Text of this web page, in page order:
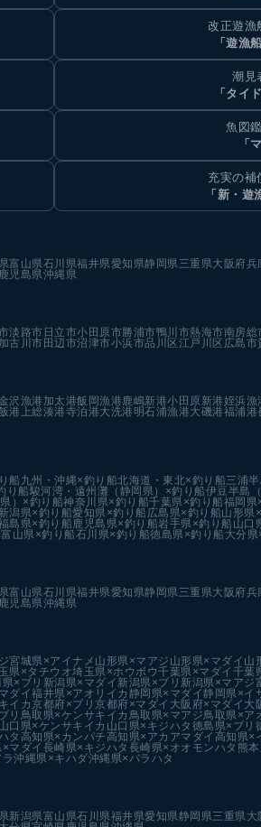
改正遊漁
「遊漁
潮見
「タイ
魚図
「
充実の補
「新・遊
富山県石川県福井県愛知県静岡県 三重県大阪府兵
鹿児島県沖縄県
淡路市 日立市小田原市勝浦市鴨川市熱海市南房総
加古川市田辺市沼津市小浜市品川区江戸川区 広島市
沢漁港 加太港飯岡漁港 鹿嶋新港小田原新港姪浜漁
港 上総湊港寺泊港大洗港 明石浦漁港大磯港福浦港
船 九州・沖縄×釣り船北海道・東北×釣り船三浦
り船駿河湾・遠州灘（静岡県）×釣り船伊豆半島
）×釣り船神奈川県×釣り船千葉県×釣り船福岡県
新潟県×釣り船愛知県×釣り船 広島県×釣り船山形県
島県×釣り船 鹿児島県×釣り船岩手県×釣り船 山口
富山県×釣り船石川県×釣り船徳島県×釣り船 大分
富山県石川県福井県愛知県静岡県 三重県大阪府兵
鹿児島県沖縄県
宮城県×アイナメ 山形県×マアジ 山形県×マダイ 山
県×タチウオ埼玉県×ホウボウ千葉県×マダイ 千葉
×ブリ 新潟県×マダイ 新潟県×ブリ 新潟県×マアジ
ダイ福井県×アオリイカ 静岡県×マダイ静岡県×イ
イカ京都府×ブリ 京都府×マダイ 大阪府×マダイ 大
リ 鳥取県×ケンサキイカ 鳥取県×マアジ鳥取県×ア
山口県×ケンサキイカ 山口県×キジハタ 徳島県×ブリ
タ 高知県×カンパチ高知県×アカアマダイ 高知県×
マダイ 長崎県×キジハタ 長崎県×オオモンハタ 熊
沖縄県×キハダ沖縄県×バラハタ
新潟県富山県石川県福井県愛知県静岡県三重県 大